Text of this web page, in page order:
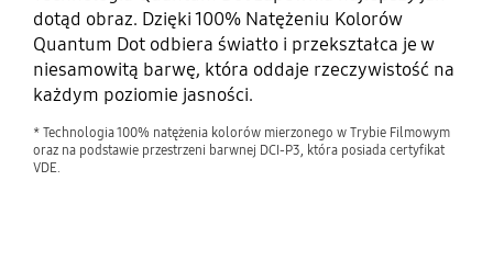
dotąd obraz. Dzięki 100% Natężeniu Kolorów
Quantum Dot odbiera światło i przekształca je w
niesamowitą barwę, która oddaje rzeczywistość na
każdym poziomie jasności.
* Technologia 100% natężenia kolorów mierzonego w Trybie Filmowym
oraz na podstawie przestrzeni barwnej DCI-P3, która posiada certyfikat
VDE.